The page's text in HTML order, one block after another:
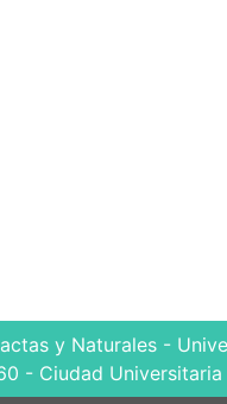
y Naturales -
- Ciudad